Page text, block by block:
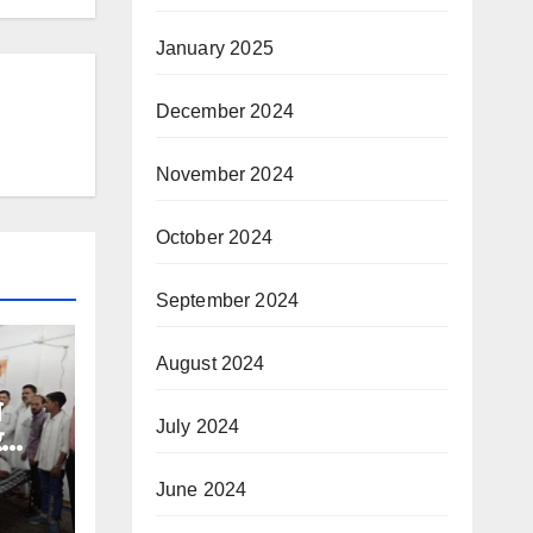
January 2025
December 2024
November 2024
October 2024
September 2024
August 2024
July 2024
June 2024